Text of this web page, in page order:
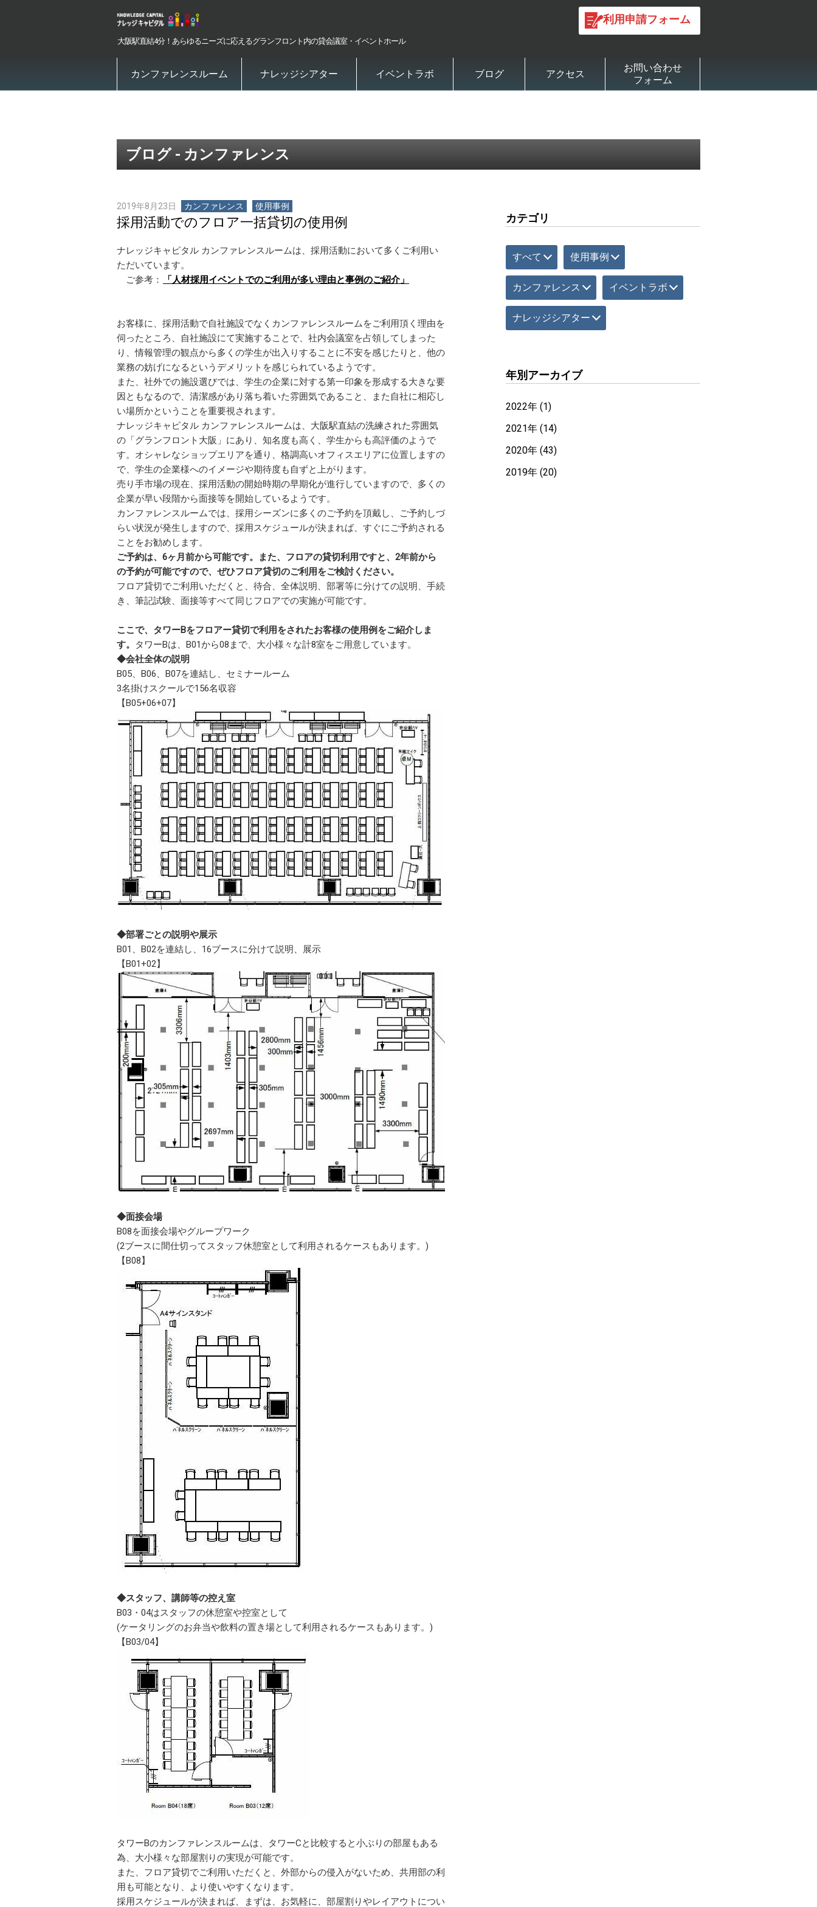
大阪駅直結4分！あらゆるニーズに応えるグランフロント内の貸会議室・イベントホール
利用申請フォーム
カンファレンスルーム ナレッジシアター イベントラボ ブログ アクセス
お問い合わせ
フォーム
ブログ - カンファレンス
2019年8月23日 カンファレンス 使用事例
採用活動でのフロア一括貸切の使用例
ナレッジキャピタル カンファレンスルームは、採用活動において多くご利用い
ただいています。
ご参考：
「人材採用イベントでのご利用が多い理由と事例のご紹介」
お客様に、採用活動で自社施設でなくカンファレンスルームをご利用頂く理由を
伺ったところ、自社施設にて実施することで、社内会議室を占領してしまった
り、情報管理の観点から多くの学生が出入りすることに不安を感じたりと、他の
業務の妨げになるというデメリットを感じられているようです。
また、社外での施設選びでは、学生の企業に対する第一印象を形成する大きな要
因ともなるので、清潔感があり落ち着いた雰囲気であること、また自社に相応し
い場所かということを重要視されます。
ナレッジキャピタル カンファレンスルームは、大阪駅直結の洗練された雰囲気
の「グランフロント大阪」にあり、知名度も高く、学生からも高評価のようで
す。オシャレなショップエリアを通り、格調高いオフィスエリアに位置しますの
で、学生の企業様へのイメージや期待度も自ずと上がります。
売り手市場の現在、採用活動の開始時期の早期化が進行していますので、多くの
企業が早い段階から面接等を開始しているようです。
カンファレンスルームでは、採用シーズンに多くのご予約を頂戴し、ご予約しづ
らい状況が発生しますので、採用スケジュールが決まれば、すぐにご予約される
ことをお勧めします。
ご予約は、6ヶ月前から可能です。
また、フロアの貸切利用ですと、2年前から
の予約が可能ですので、ぜひフロア貸切のご利用をご検討ください。
フロア貸切でご利用いただくと、待合、全体説明、部署等に分けての説明、手続
き、筆記試験、面接等すべて同じフロアでの実施が可能です。
ここで、タワーBをフロアー貸切で利用をされたお客様の使用例をご紹介しま
す。
タワーBは、B01から08まで、大小様々な計8室をご用意しています。
◆会社全体の説明
B05、B06、B07を連結し、セミナールーム
3名掛けスクールで156名収容
【B05+06+07】
◆部署ごとの説明や展示
B01、B02を連結し、16ブースに分けて説明、展示
【B01+02】
◆面接会場
B08を面接会場やグループワーク
(2ブースに間仕切ってスタッフ休憩室として利用されるケースもあります。)
【B08】
◆スタッフ、講師等の控え室
B03・04はスタッフの休憩室や控室として
(ケータリングのお弁当や飲料の置き場として利用されるケースもあります。)
【B03/04】
タワーBのカンファレンスルームは、タワーCと比較すると小ぶりの部屋もある
為、大小様々な部屋割りの実現が可能です。
また、フロア貸切でご利用いただくと、外部からの侵入がないため、共用部の利
用も可能となり、より使いやすくなります。
採用スケジュールが決まれば、まずは、お気軽に、部屋割りやレイアウトについ
カテゴリ
すべて 使用事例
カンファレンス イベントラボ
ナレッジシアター
年別アーカイブ
2022年 (1)
2021年 (14)
2020年 (43)
2019年 (20)